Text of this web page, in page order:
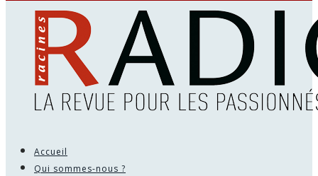
Accueil
Qui sommes-nous ?